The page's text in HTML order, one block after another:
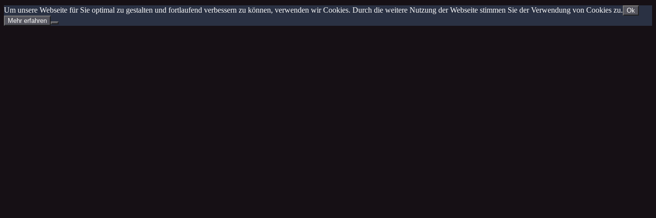
Um unsere Webseite für Sie optimal zu gestalten und fortlaufend verbessern zu können, verwenden wir Cookies. Durch die weitere Nutzung der Webseite stimmen Sie der Verwendung von Cookies zu. Ok
Mehr erfahren